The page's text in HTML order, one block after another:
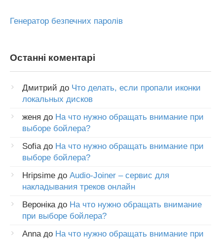
Генератор безпечних паролів
Останні коментарі
Дмитрий до Что делать, если пропали иконки
локальных дисков
женя до На что нужно обращать внимание при
выборе бойлера?
Sofiaдо На что нужно обращать внимание при
выборе бойлера?
Hripsime до Audio-Joiner – сервис для
накладывания треков онлайн
Веронікадо На что нужно обращать внимание
при выборе бойлера?
Annaдо На что нужно обращать внимание при